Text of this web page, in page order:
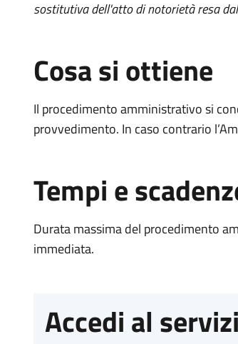
sostitutiva dell'atto di notorietà resa
Cosa si ottiene
Il procedimento amministrativo si
provvedimento. In caso contrario
Tempi e
Durata massima del procedimento
immediata.
Accedi al